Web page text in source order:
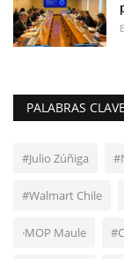
PALABRAS
#Julio Zúñiga
#Walmart Chile
·MOP Maule